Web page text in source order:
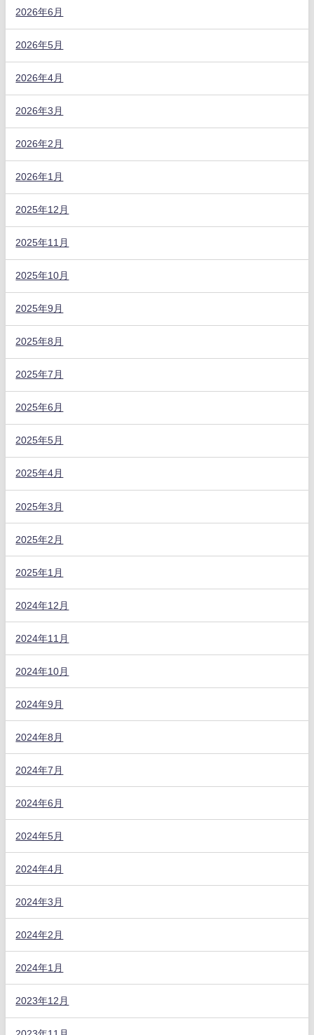
2026年6月
2026年5月
2026年4月
2026年3月
2026年2月
2026年1月
2025年12月
2025年11月
2025年10月
2025年9月
2025年8月
2025年7月
2025年6月
2025年5月
2025年4月
2025年3月
2025年2月
2025年1月
2024年12月
2024年11月
2024年10月
2024年9月
2024年8月
2024年7月
2024年6月
2024年5月
2024年4月
2024年3月
2024年2月
2024年1月
2023年12月